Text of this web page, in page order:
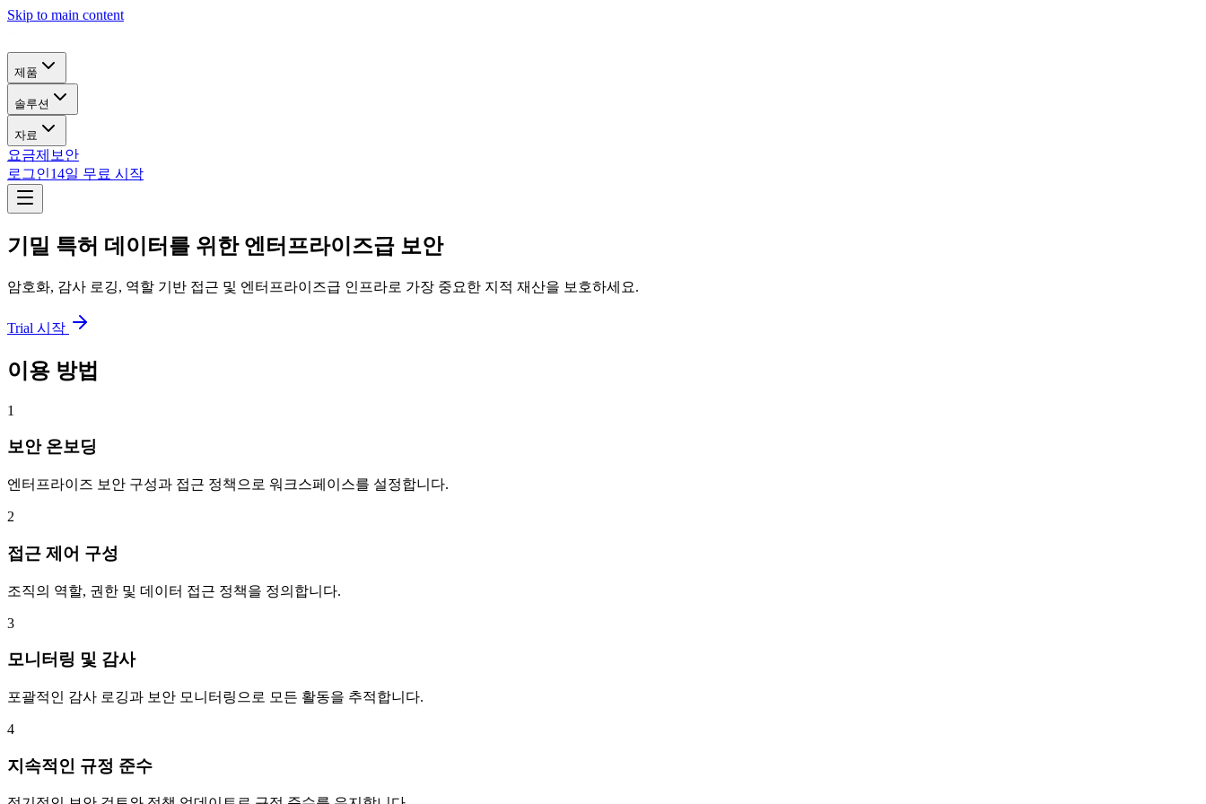
Skip to main content
제품
솔루션
자료
요금제 보안
로그인14일 무료 시작
기밀 특허 데이터를 위한 엔터프라이즈급 보안
암호화, 감사 로깅, 역할 기반 접근 및 엔터프라이즈급 인프라로 가장 중요한 지적 재산을 보호하세요.
Trial 시작
이용 방법
1
보안 온보딩
엔터프라이즈 보안 구성과 접근 정책으로 워크스페이스를 설정합니다.
2
접근 제어 구성
조직의 역할, 권한 및 데이터 접근 정책을 정의합니다.
3
모니터링 및 감사
포괄적인 감사 로깅과 보안 모니터링으로 모든 활동을 추적합니다.
4
지속적인 규정 준수